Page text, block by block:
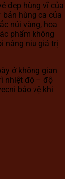
đẹp hùng vĩ của
bản hùng ca của
núi vàng, hoa
phẩm không
nâng niu giá trị
ở không gian
nhiệt độ – độ
bảo vệ khi